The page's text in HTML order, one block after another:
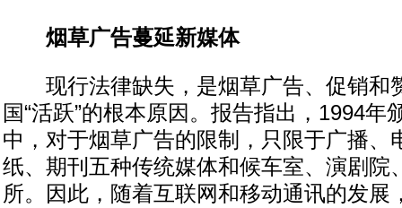
烟草广告蔓延新媒体
现行法律缺失，是烟草广告、促销和
国“活跃”的根本原因。报告指出，1994年
中，对于烟草广告的限制，只限于广播、
纸、期刊五种传统媒体和候车室、演剧院
所。因此，随着互联网和移动通讯的发展